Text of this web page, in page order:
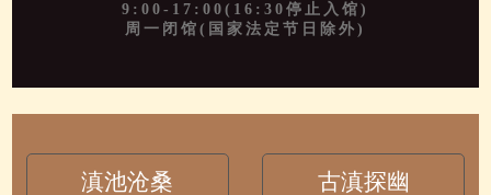
9:00-17:00(16:30停止入馆)
周一闭馆(国家法定节日除外)
滇池沧桑 古滇探幽